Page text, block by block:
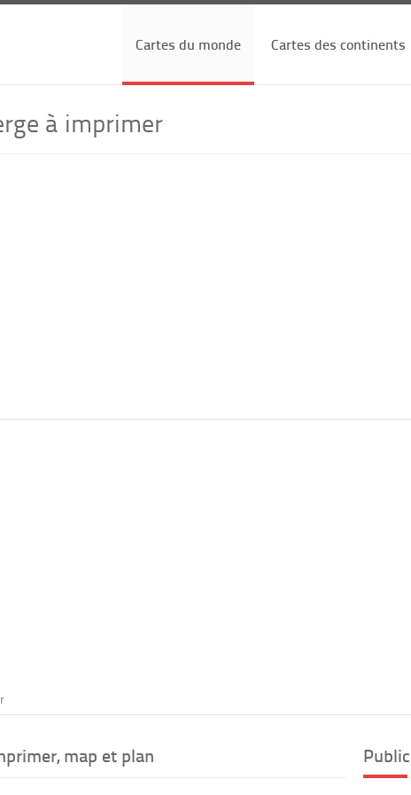
Cartes du monde Cartes des continents
à imprimer
map et plan